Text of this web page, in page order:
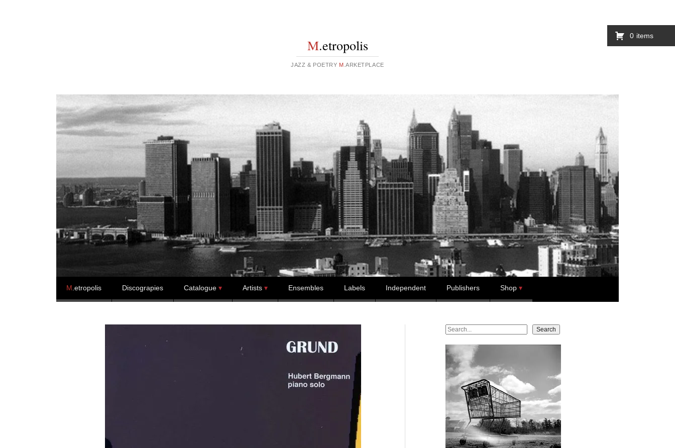
M.etropolis
JAZZ & POETRY M .ARKETPLACE
Skip to content
M .etropolis Discograpies Catalogue Artists Ensembles Labels Independent Publishers Shop
Search Search
0 items